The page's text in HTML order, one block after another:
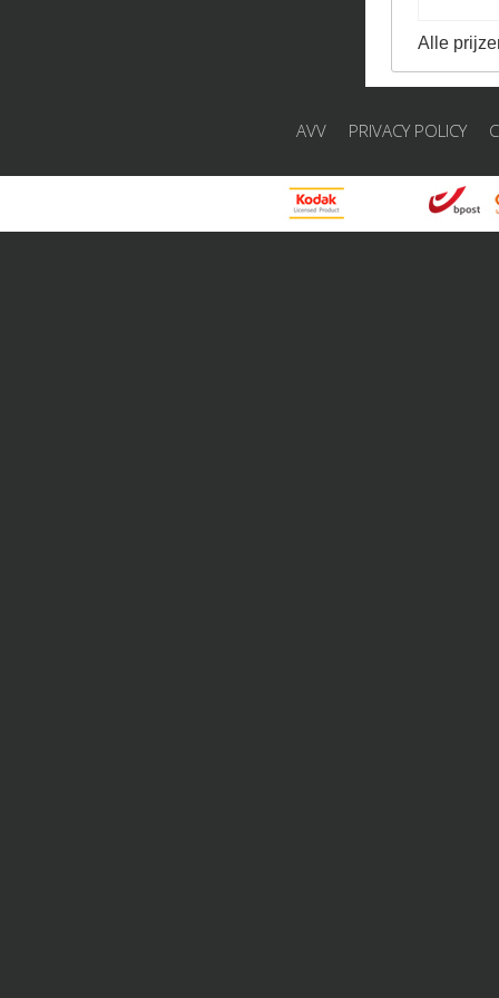
Alle
AVV PRIVACY POLICY